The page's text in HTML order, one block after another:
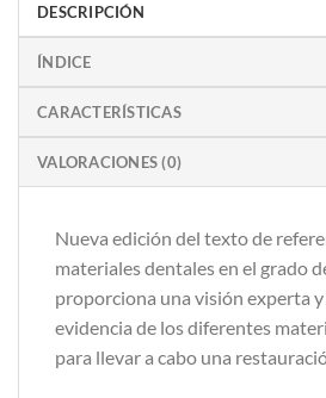
DESCRIPCIÓN
ÍNDICE
CARACTERÍSTICAS
VALORACIONES (0)
Nueva edición del texto de
materiales dentales en el grado
proporciona una visión experta y
evidencia de los diferentes
para llevar a cabo una